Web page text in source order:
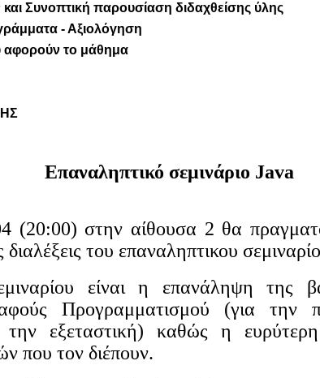
Συνοπτική παρουσίαση διδαχθείσης ύλης
- Αξιολόγηση
αφορούν το μάθημα
Επαναληπτικό σεμινάριο Java
(20:00) στην αίθουσα 2 θα
διαλέξεις του επαναληπτικου
είναι η επανάληψη της
Προγραμματισμού (για την
την εξεταστική) καθώς η
που τον διέπουν.